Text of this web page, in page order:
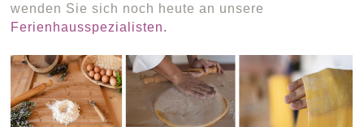
wenden Sie sich noch heute an unsere
Ferienhausspezialisten.